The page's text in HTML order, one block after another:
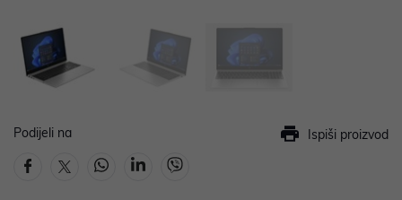
Podijeli na Ispiši proizvod